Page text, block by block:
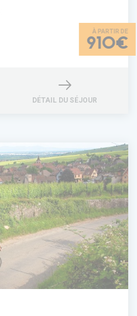
910€
DÉTAIL DU SÉJOUR